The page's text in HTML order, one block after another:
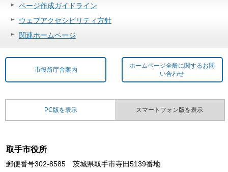
ページ作成ガイドライン
ウェブアクセシビリティ方針
関連ホームページ
市役所庁舎案内
ホームページ全般に関するお問
い合わせ
PC版を表示 スマートフォン版を表示
取手市役所
郵便番号302-8585 茨城県取手市寺田5139番地